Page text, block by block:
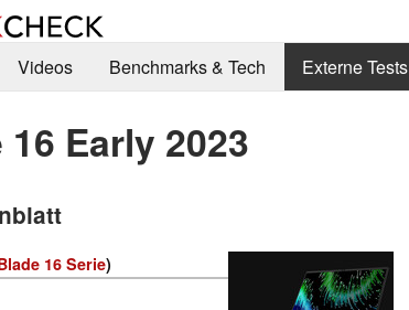
Videos Benchmarks & Tech Externe Tests
Early 2023
16 Serie)